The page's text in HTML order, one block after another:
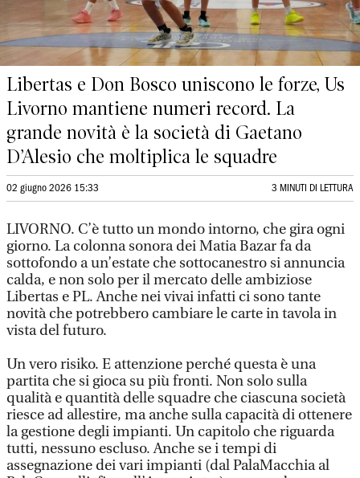
Libertas e Don Bosco uniscono le forze, Us
Livorno mantiene numeri record. La
grande novità è la società di Gaetano
D’Alesio che moltiplica le squadre
02 giugno 2026 15:33 3 MINUTI DI LETTURA
LIVORNO. C’è tutto un mondo intorno, che gira ogni
giorno. La colonna sonora dei Matia Bazar fa da
sottofondo a un’estate che sottocanestro si annuncia
calda, e non solo per il mercato delle ambiziose
Libertas e PL. Anche nei vivai infatti ci sono tante
novità che potrebbero cambiare le carte in tavola in
vista del futuro.
Un vero risiko. E attenzione perché questa è una
partita che si gioca su più fronti. Non solo sulla
qualità e quantità delle squadre che ciascuna società
riesce ad allestire, ma anche sulla capacità di ottenere
la gestione degli impianti. Un capitolo che riguarda
tutti, nessuno escluso. Anche se i tempi di
assegnazione dei vari impianti (dal PalaMacchia al